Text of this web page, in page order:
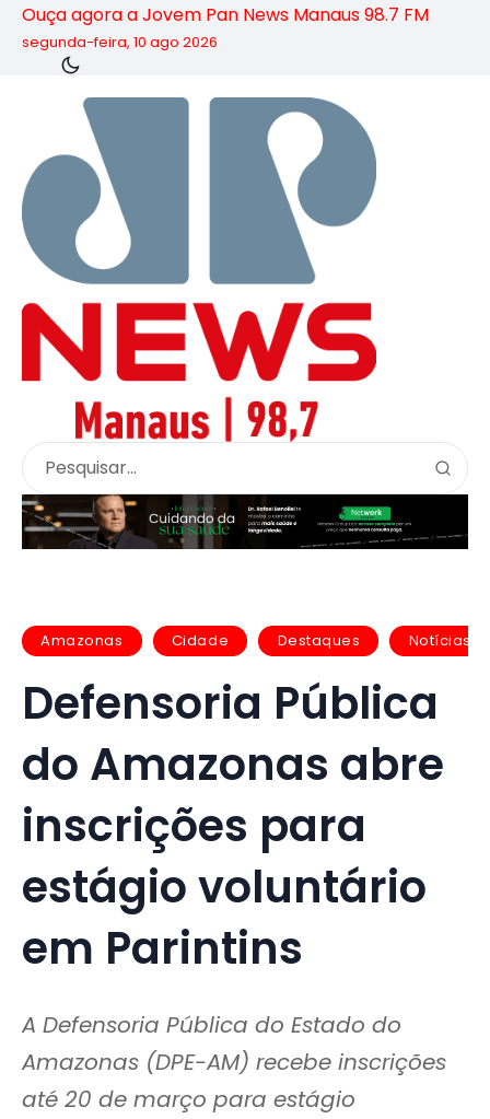
Ouça agora a Jovem Pan News Manaus 98.7 FM
segunda-feira, 10 ago 2026
Amazonas Cidade Destaques Notícias
Defensoria Pública
do Amazonas abre
inscrições para
estágio voluntário
em Parintins
A Defensoria Pública do Estado do
Amazonas (DPE-AM) recebe inscrições
até 20 de março para estágio